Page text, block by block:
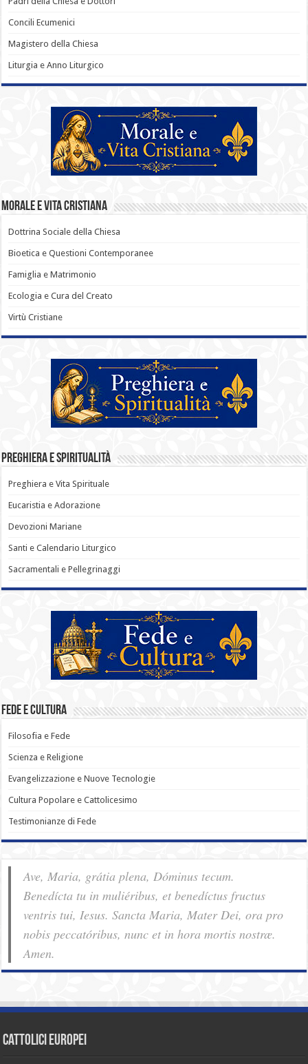
Concili Ecumenici
Magistero della Chiesa
Liturgia e Anno Liturgico
Morale e Vita Cristiana
Dottrina Sociale della Chiesa
Bioetica e Questioni Contemporanee
Famiglia e Matrimonio
Ecologia e Cura del Creato
Virtù Cristiane
Preghiera e Spiritualità
Preghiera e Vita Spirituale
Eucaristia e Adorazione
Devozioni Mariane
Santi e Calendario Liturgico
Sacramentali e Pellegrinaggi
Fede e Cultura
Filosofia e Fede
Scienza e Religione
Evangelizzazione e Nuove Tecnologie
Cultura Popolare e Cattolicesimo
Testimonianze di Fede
Ave, Maria, grátia plena, Dóminus tecum.
Benedícta tu in muliéribus, et benedíctus fructus
ventris tui, Iesus. Sancta Maria, Mater Dei, ora pro
nobis pec­ca­tóribus, nunc et in hora mortis nostræ.
Amen.
cattolici europei